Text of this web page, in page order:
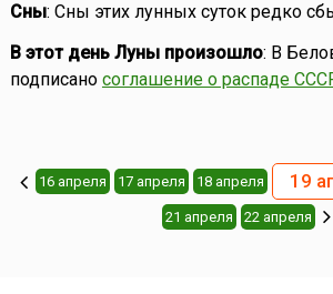
Сны: Сны этих лунных суток редко
В этот день Луны произошло: В
подписано соглашение о распаде
16 апреля 17 апреля 18 апреля 19
21 апреля 22 апреля